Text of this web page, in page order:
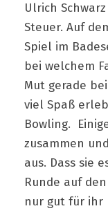
Ulrich
Steuer. Auf
Spiel im
bei welchem
Mut gerade
viel Spaß
Bowling.
zusammen
aus. Dass sie
Runde auf
nur gut für ihr